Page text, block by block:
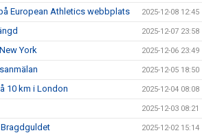
European Athletics webbplats 2025-12-08 12:45
2025-12-07 23:58
York 2025-12-06 23:49
2025-12-05 18:50
10 km i London 2025-12-04 08:08
2025-12-03 08:21
2025-12-02 15:14